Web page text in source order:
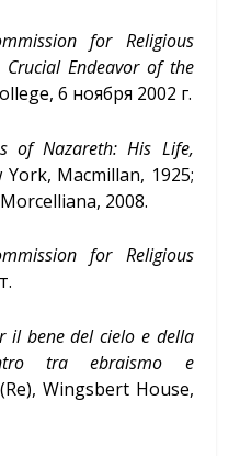
for Religious
Endeavor of the
6 ноября 2002 г.
of Nazareth: His Life,
York, Macmillan, 1925;
2008.
for Religious
il bene del cielo e della
tra ebraismo e
Wingsbert House,